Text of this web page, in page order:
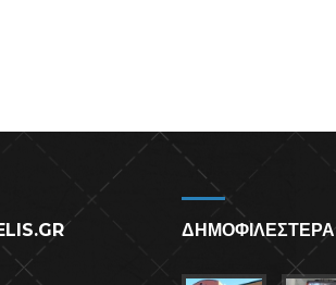
ΔΗΜΟΦΙΛΕΣΤΕΡΑ